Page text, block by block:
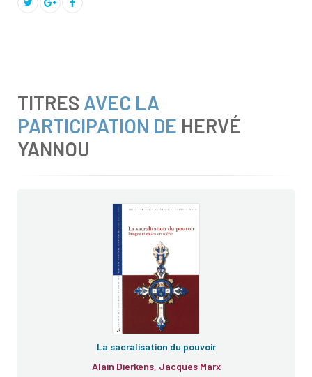
TITRES AVEC LA
PARTICIPATION DE HERVÉ
YANNOU
La sacralisation du pouvoir
Alain Dierkens, Jacques Marx
Le pouvoir et le sacré